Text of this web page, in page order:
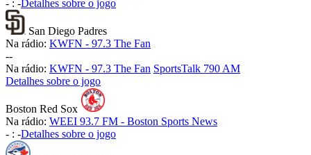
- : -Detalhes sobre o jogo
San Diego Padres
Na rádio: KWFN - 97.3 The Fan
--
Na rádio: KWFN - 97.3 The Fan SportsTalk 790 AM
Detalhes sobre o jogo
Boston Red Sox
Na rádio: WEEI 93.7 FM - Boston Sports News
- : -Detalhes sobre o jogo